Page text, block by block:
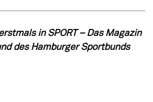
in SPORT – Das Magazin
des Hamburger Sportbunds